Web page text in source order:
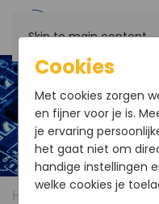
Skip to main content
Home Products
Cookies
Met cookies zorgen
en fijner voor je is.
je ervaring
het gaat niet om
handige instellingen
welke cookies je